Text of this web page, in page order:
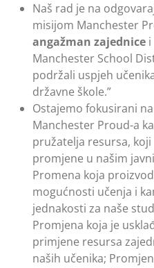
Naš rad je na
misijom Manchester
angažman zajednice i
Manchester School
podržali uspjeh
državne škole.”
Ostajemo fokusirani
Manchester Proud-a
pružatelja resursa,
promjene u našim
Promena koja
mogućnosti učenja i
jednakosti za naše
Promjena koja je
primjene resursa
naših učenika;